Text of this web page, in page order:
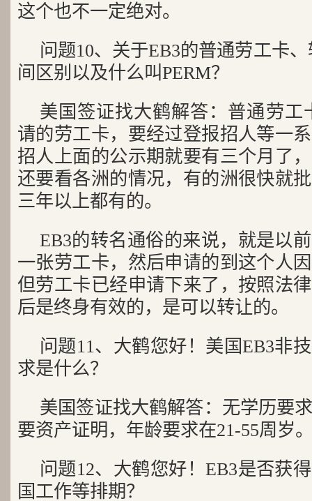
这个也不一定绝对。
问题10、关于EB3的普通劳工卡
间区别以及什么叫PERM？
美国签证找大鹤解答：普通劳
请的劳工卡，要经过登报招人等一
招人上面的公示期就要有三个月了
还要看各洲的情况，有的洲很快就
三年以上都有的。
EB3的转名通俗的来说，就是以
一张劳工卡，然后申请的到这个人
但劳工卡已经申请下来了，按照法
后是终身有效的，是可以转让的。
问题11、大鹤您好！美国EB3非
求是什么？
美国签证找大鹤解答：无学历要
要资产证明，年龄要求在21-55周岁
问题12、大鹤您好！EB3是否获
国工作等排期？